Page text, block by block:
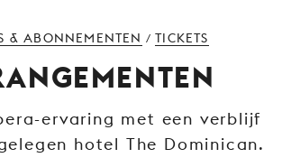
MAGAZINE
TICKETS &
& ABONNEMENTEN /TICKETS
ervaring met een verblijf
hotel The Dominican.